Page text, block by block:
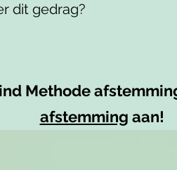
dit gedrag?
Methode
afstemming aan!